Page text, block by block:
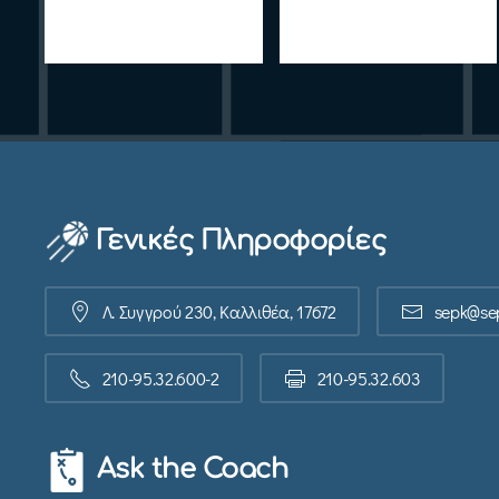
Γενικές Πληροφορίες
Λ. Συγγρού 230, Καλλιθέα, 17672
210-95.32.600-2 210-95.32.603
Ask the Coach